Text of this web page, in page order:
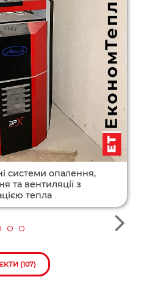
системи опалення,
та вентиляції з
тепла
(107)